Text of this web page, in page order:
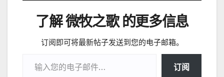
载…
了解 微牧之歌 的更多信息
订阅即可将最新帖子发送到您的电子邮箱。
订阅